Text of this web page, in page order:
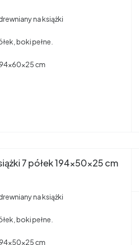
na książki
boki pełne.
cm
7 półek 194x50x25 cm
na książki
boki pełne.
cm